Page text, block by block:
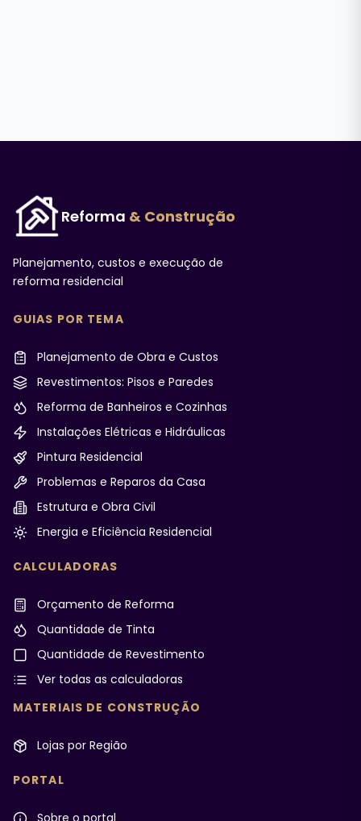
Reforma & Construção
Planejamento, custos e execução de
reforma residencial
GUIAS POR TEMA
Planejamento de Obra e Custos
Revestimentos: Pisos e Paredes
Reforma de Banheiros e Cozinhas
Instalações Elétricas e Hidráulicas
Pintura Residencial
Problemas e Reparos da Casa
Estrutura e Obra Civil
Energia e Eficiência Residencial
CALCULADORAS
Orçamento de Reforma
Quantidade de Tinta
Quantidade de Revestimento
Ver todas as calculadoras
MATERIAIS DE CONSTRUÇÃO
Lojas por Região
PORTAL
Sobre o portal